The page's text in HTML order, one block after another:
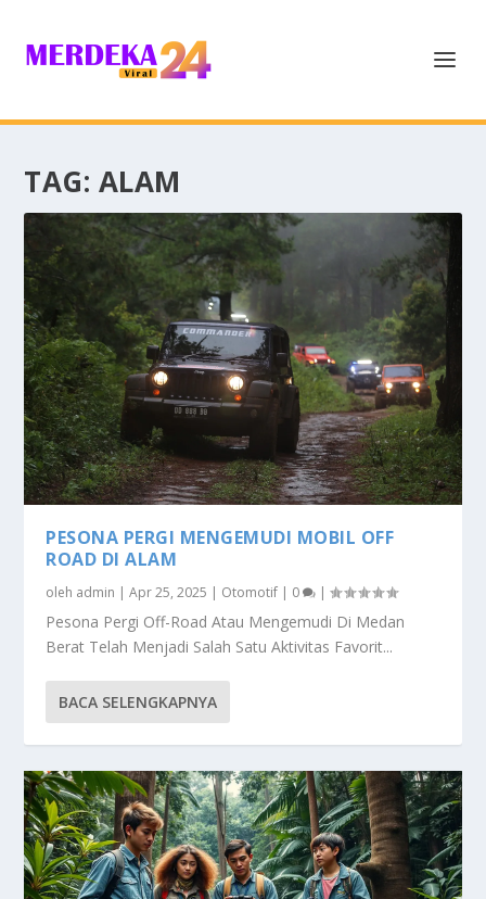
TAG: ALAM
PESONA PERGI MENGEMUDI MOBIL OFF
ROAD DI ALAM
oleh admin |Apr 25, 2025 | Otomotif | 0 |
Pesona Pergi Off-Road Atau Mengemudi Di Medan
Berat Telah Menjadi Salah Satu Aktivitas Favorit...
BACA SELENGKAPNYA